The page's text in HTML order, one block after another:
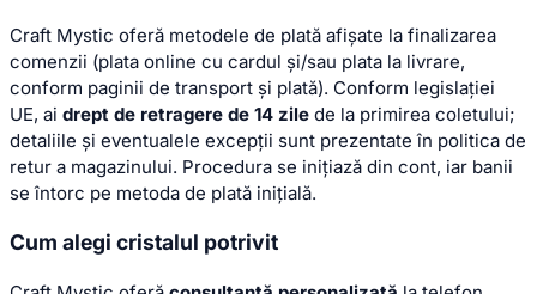
Craft Mystic oferă metodele de plată afișate la finalizarea
comenzii (plata online cu cardul și/sau plata la livrare,
conform paginii de transport și plată). Conform legislației
UE, ai drept de retragere de 14 zile de la primirea coletului;
detaliile și eventualele excepții sunt prezentate în politica de
retur a magazinului. Procedura se inițiază din cont, iar banii
se întorc pe metoda de plată inițială.
Cum alegi cristalul potrivit